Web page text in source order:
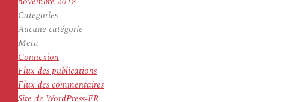
Categories
Aucune catégorie
Meta
Connexion
Flux des publications
Flux des commentaires
Site de WordPress-FR